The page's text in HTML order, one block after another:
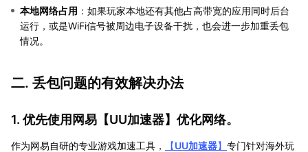
本地网络占用 ：如果玩家本地还有其他占高带宽的应用同时后台
运行，或是WiFi信号被周边电子设备干扰，也会进一步加重丢包
情况。
二. 丢包问题的有效解决办法
1. 优先使用网易【UU加速器】优化网络。
作为网易自研的专业游戏加速工具， 【UU加速器】 专门针对海外玩